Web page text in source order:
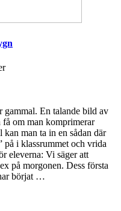
gammal. En talande bild av
om man komprimerar
man ta in en sådan där
på i klassrummet och vrida
eleverna: Vi säger att
på morgonen. Dess första
börjat …